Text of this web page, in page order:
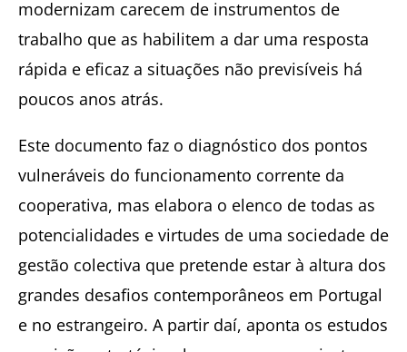
modernizam carecem de instrumentos de
trabalho que as habilitem a dar uma resposta
rápida e eficaz a situações não previsíveis há
poucos anos atrás.
Este documento faz o diagnóstico dos pontos
vulneráveis do funcionamento corrente da
cooperativa, mas elabora o elenco de todas as
potencialidades e virtudes de uma sociedade de
gestão colectiva que pretende estar à altura dos
grandes desafios contemporâneos em Portugal
e no estrangeiro. A partir daí, aponta os estudos